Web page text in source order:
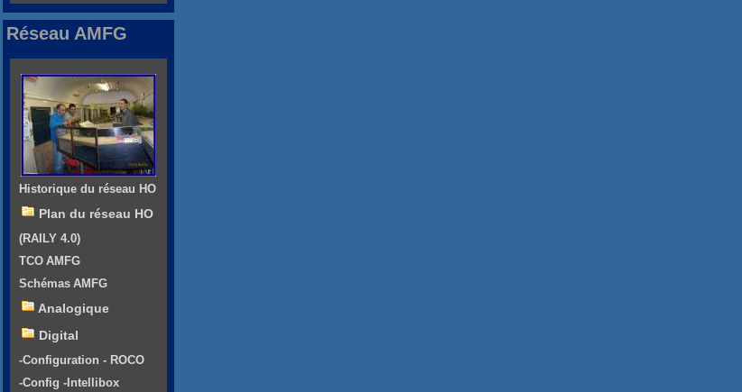
Réseau AMFG
Historique du réseau HO
Plan du réseau HO
(RAILY 4.0)
TCO AMFG
Schémas AMFG
Analogique
Digital
-Configuration - ROCO
-Config -Intellibox